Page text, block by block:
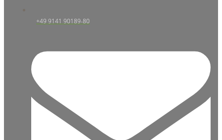
+49 9141 90189-80